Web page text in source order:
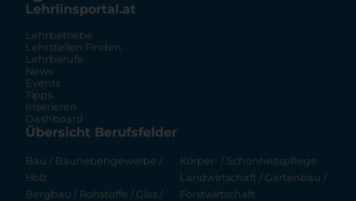
Lehrlinsportal.at
Lehrbetriebe
Lehrstellen Finden
Lehrberufe
News
Events
Tipps
Inserieren
Dashboard
Übersicht Berufsfelder
Bau / Baunebengewerbe /
Holz
Bergbau / Rohstoffe / Glas /
Körper- / Schönheitspflege
Landwirtschaft / Gartenbau /
Forstwirtschaft